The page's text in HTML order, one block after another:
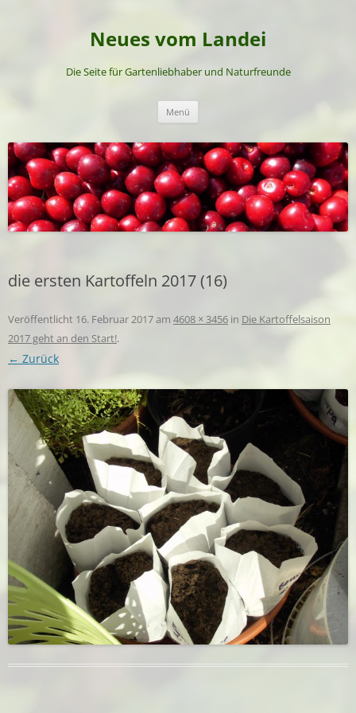
Neues vom Landei
Die Seite für Gartenliebhaber und Naturfreunde
Menü
die ersten Kartoffeln 2017 (16)
Veröffentlicht 16. Februar 2017am 4608 × 3456 in Die Kartoffelsaison
2017 geht an den Start!.
← Zurück